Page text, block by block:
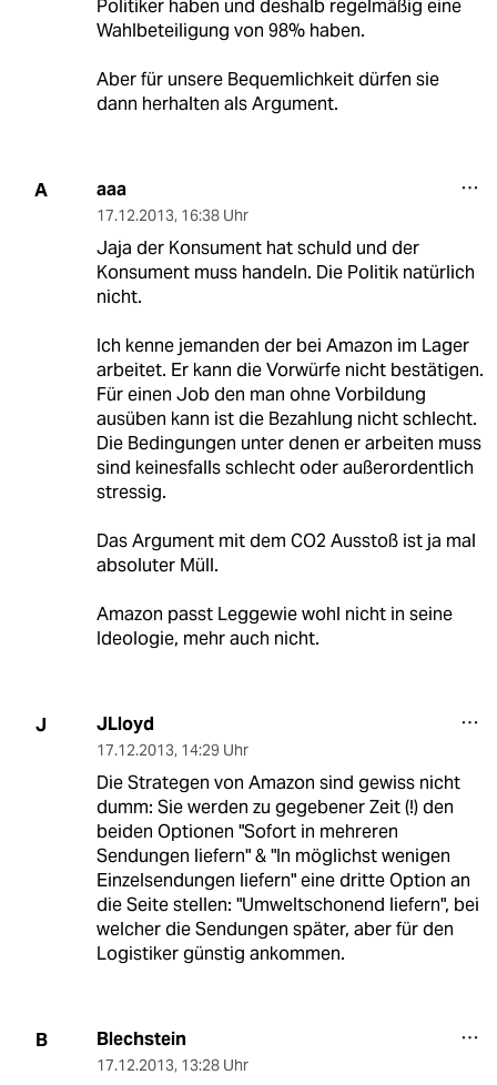
Politiker haben und deshalb regelmäßig eine
Wahlbeteiligung von 98% haben.
Aber für unsere Bequemlichkeit dürfen sie
dann herhalten als Argument.
A aaa
17.12.2013, 16:38 Uhr
Jaja der Konsument hat schuld und der
Konsument muss handeln. Die Politik natürlich
nicht.
Ich kenne jemanden der bei Amazon im Lager
arbeitet. Er kann die Vorwürfe nicht bestätigen.
Für einen Job den man ohne Vorbildung
ausüben kann ist die Bezahlung nicht schlecht.
Die Bedingungen unter denen er arbeiten muss
sind keinesfalls schlecht oder außerordentlich
stressig.
Das Argument mit dem CO2 Ausstoß ist ja mal
absoluter Müll.
Amazon passt Leggewie wohl nicht in seine
Ideologie, mehr auch nicht.
J JLloyd
17.12.2013, 14:29 Uhr
Die Strategen von Amazon sind gewiss nicht
dumm: Sie werden zu gegebener Zeit (!) den
beiden Optionen "Sofort in mehreren
Sendungen liefern" & "In möglichst wenigen
Einzelsendungen liefern" eine dritte Option an
die Seite stellen: "Umweltschonend liefern", bei
welcher die Sendungen später, aber für den
Logistiker günstig ankommen.
B Blechstein
17.12.2013, 13:28 Uhr